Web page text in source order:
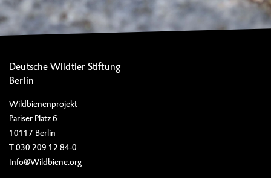
Deutsche Wildtier Stiftung
Berlin
Wildbienenprojekt
Pariser Platz 6
10117 Berlin
T 030 209 12 84-0
Info@Wildbiene.org